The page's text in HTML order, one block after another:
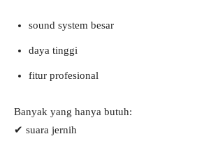
sound system besar
daya tinggi
fitur profesional
Banyak yang hanya butuh:
✔ suara jernih